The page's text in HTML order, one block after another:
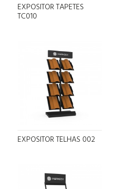
EXPOSITOR TAPETES
TC010
EXPOSITOR TELHAS 002